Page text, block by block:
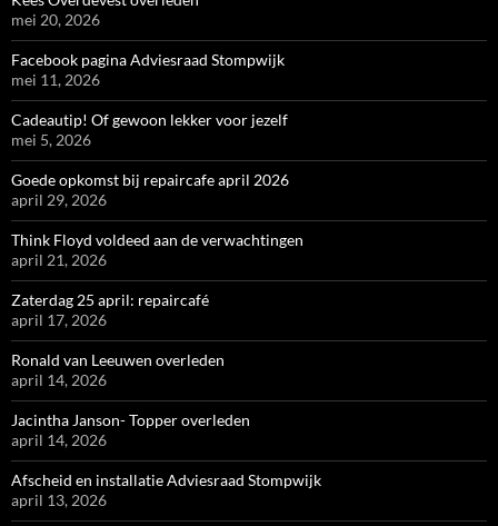
mei 20, 2026
Facebook pagina Adviesraad Stompwijk
mei 11, 2026
Cadeautip! Of gewoon lekker voor jezelf
mei 5, 2026
Goede opkomst bij repaircafe april 2026
april 29, 2026
Think Floyd voldeed aan de verwachtingen
april 21, 2026
Zaterdag 25 april: repaircafé
april 17, 2026
Ronald van Leeuwen overleden
april 14, 2026
Jacintha Janson- Topper overleden
april 14, 2026
Afscheid en installatie Adviesraad Stompwijk
april 13, 2026